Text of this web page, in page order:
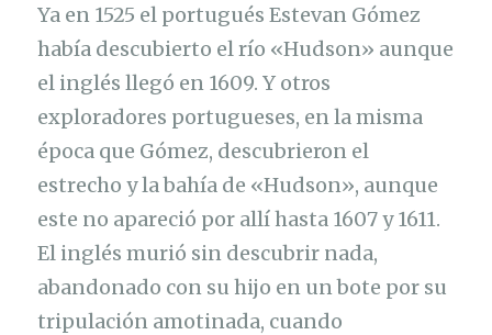
Ya en 1525 el portugués Estevan Gómez
había descubierto el río «Hudson» aunque
el inglés llegó en 1609. Y otros
exploradores portugueses, en la misma
época que Gómez, descubrieron el
estrecho y la bahía de «Hudson», aunque
este no apareció por allí hasta 1607 y 1611.
El inglés murió sin descubrir nada,
abandonado con su hijo en un bote por su
tripulación amotinada, cuando